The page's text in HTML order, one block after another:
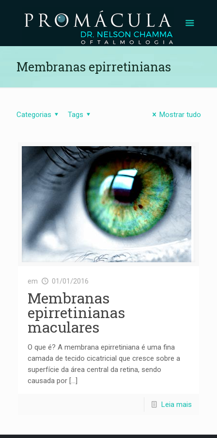
Membranas epirretinianas
Categorias Tags Mostrar tudo
em 01/01/2016
Membranas
epirretinianas
maculares
O que é? A membrana epirretiniana é uma fina
camada de tecido cicatricial que cresce sobre a
superfície da área central da retina, sendo
causada por […]
Leia mais